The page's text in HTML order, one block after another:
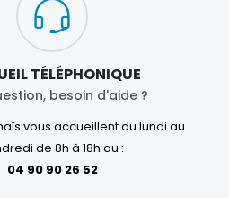
TÉLÉPHONIQUE
besoin d'aide ?
vous accueillent du lundi au
de 8h à 18h au :
04 90 90 26 52